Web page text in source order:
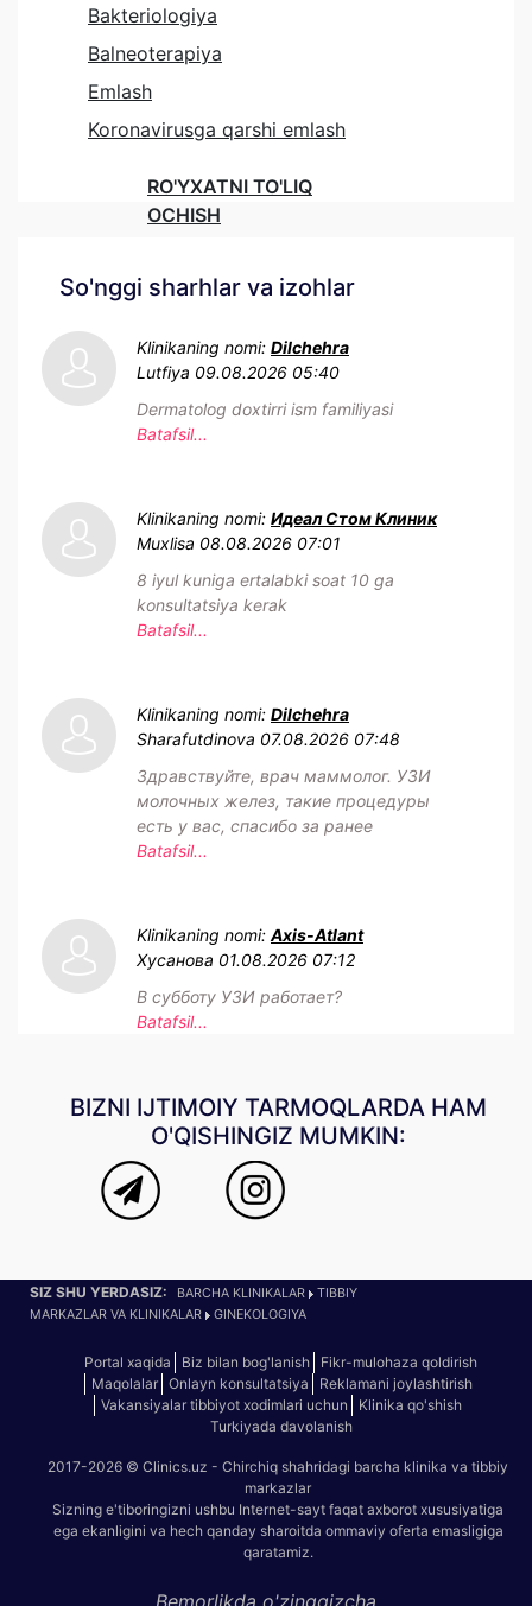
Bakteriologiya
Balneoterapiya
Emlash
Koronavirusga qarshi emlash
RO'YXATNI TO'LIQ
OCHISH
So'nggi sharhlar va izohlar
Klinikaning nomi: Dilchehra
Lutfiya 09.08.2026 05:40
Dermatolog doxtirri ism familiyasi
Batafsil...
Klinikaning nomi: Идеал Стом Клиник
Muxlisa 08.08.2026 07:01
8 iyul kuniga ertalabki soat 10 ga
konsultatsiya kerak
Batafsil...
Klinikaning nomi: Dilchehra
Sharafutdinova 07.08.2026 07:48
Здравствуйте, врач маммолог. УЗИ
молочных желез, такие процедуры
есть у вас, спасибо за ранее
Batafsil...
Klinikaning nomi: Axis-Atlant
Хусанова 01.08.2026 07:12
В субботу УЗИ работает?
Batafsil...
BIZNI IJTIMOIY TARMOQLARDA HAM
O'QISHINGIZ MUMKIN:
SIZ SHU YERDASIZ: BARCHA KLINIKALAR
TIBBIY
MARKAZLAR VA KLINIKALAR
GINEKOLOGIYA
Portal xaqida Biz bilan bog'lanish
Fikr-mulohaza qoldirish
Maqolalar
Onlayn konsultatsiya
Reklamani joylashtirish
Vakansiyalar tibbiyot xodimlari uchun
Klinika qo'shish
Turkiyada davolanish
2017-2026 © Clinics.uz - Chirchiq shahridagi barcha klinika va tibbiy
markazlar
Sizning e'tiboringizni ushbu Internet-sayt faqat axborot xususiyatiga
ega ekanligini va hech qanday sharoitda ommaviy oferta emasligiga
qaratamiz.